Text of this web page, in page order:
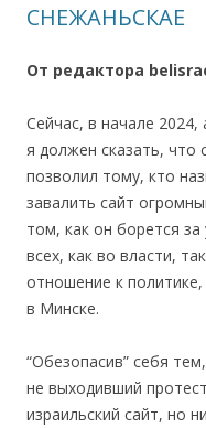
СНЕЖАНЬСКАЕ
От редактора
Сейчас, в начале
я должен сказать, что
позволил тому, кто
завалить сайт
том, как он борется
всех, как во власти,
отношение к
в Минске.
“Обезопасив” себя
не выходивший
израильский сайт, но